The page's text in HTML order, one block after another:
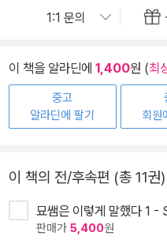
이 책을 알라딘에 1,400원 (최
중고
알라딘에 팔기
회원
이 책의 전/후속편 (총 11권)
묘쌤은 이렇게 말했다 1 -
판매가 5,400원